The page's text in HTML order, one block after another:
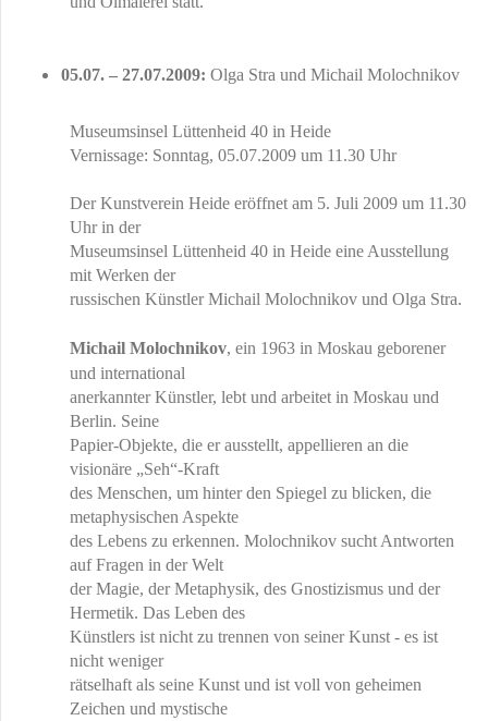
05.07. – 27.07.2009: Olga Stra und Michail Molochnikov
Museumsinsel Lüttenheid 40 in Heide
Vernissage: Sonntag, 05.07.2009 um 11.30 Uhr
Der Kunstverein Heide eröffnet am 5. Juli 2009 um 11.30
Uhr in der
Museumsinsel Lüttenheid 40 in Heide eine Ausstellung
mit Werken der
russischen Künstler Michail Molochnikov und Olga Stra.
Michail Molochnikov, ein 1963 in Moskau geborener
und international
anerkannter Künstler, lebt und arbeitet in Moskau und
Berlin. Seine
Papier-Objekte, die er ausstellt, appellieren an die
visionäre „Seh“-Kraft
des Menschen, um hinter den Spiegel zu blicken, die
metaphysischen Aspekte
des Lebens zu erkennen. Molochnikov sucht Antworten
auf Fragen in der Welt
der Magie, der Metaphysik, des Gnostizismus und der
Hermetik. Das Leben des
Künstlers ist nicht zu trennen von seiner Kunst - es ist
nicht weniger
rätselhaft als seine Kunst und ist voll von geheimen
Zeichen und mystische